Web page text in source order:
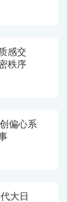
感交
秩序
偏心系
大日